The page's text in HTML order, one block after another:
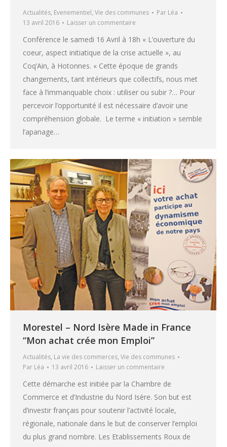
Actualités, Evenementiel, Vie des communes Par Léa
13 avril 2016
Laisser un commentaire
Conférence le samedi 16 Avril à 18h « L’ouverture du
coeur, aspect initiatique de la crise actuelle », au
Coq’Ain, à Hotonnes. « Cette époque de grands
changements, tant intérieurs que collectifs, nous met
face à l’immanquable choix : utiliser ou subir ?… Pour
percevoir l’opportunité il est nécessaire d’avoir une
compréhension globale. Le terme « initiation » semble
l’apanage…
Morestel – Nord Isère Made in France
“Mon achat crée mon Emploi”
Actualités, La vie des commerces, Vie des communes
Par Léa 13 avril 2016 Laisser un commentaire
Cette démarche est initiée par la Chambre de
Commerce et d’Industrie du Nord Isère. Son but est
d’investir français pour soutenir l’activité locale,
régionale, nationale dans le but de conserver l’emploi
du plus grand nombre. Les Etablissements Roux de